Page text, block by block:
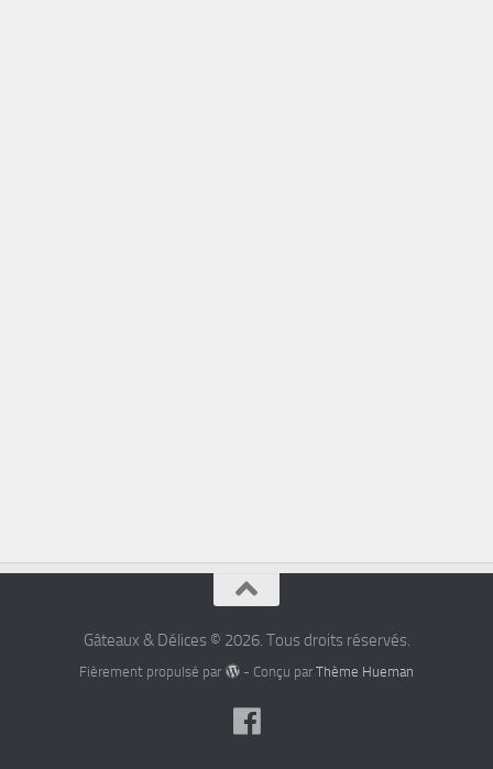
Gâteaux & Délices © 2026. Tous droits réservés.
Fièrement propulsé par - Conçu par Thème Hueman